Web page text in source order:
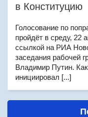
в Конституцию
Голосование по
пройдёт в среду, 22
ссылкой на РИА
заседания рабочей
Владимир Путин.
инициировал [...]